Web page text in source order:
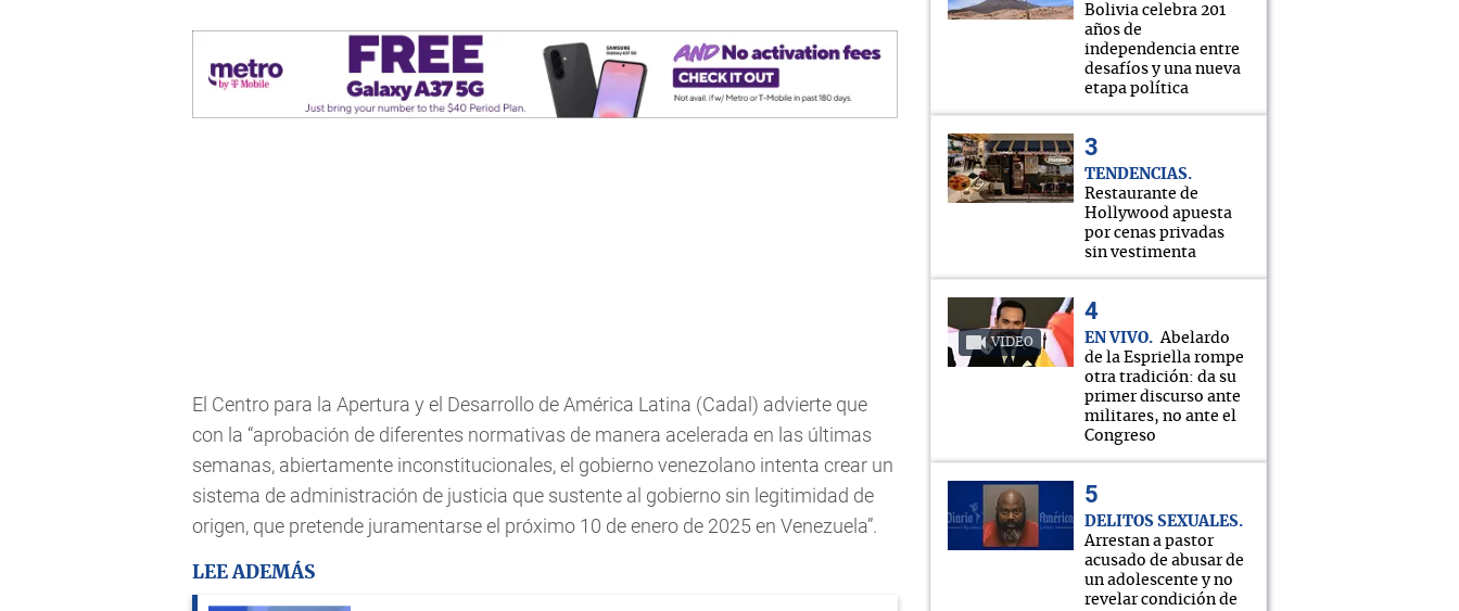
El Centro para la Apertura y el Desarrollo de América Latina (Cadal) advierte que
con la “aprobación de diferentes normativas de manera acelerada en las últimas
semanas, abiertamente inconstitucionales, el gobierno venezolano intenta crear un
sistema de administración de justicia que sustente al gobierno sin legitimidad de
origen, que pretende juramentarse el próximo 10 de enero de 2025 en Venezuela”.
LEE ADEMÁS
Bolivia celebra 201
años de
independencia entre
desafíos y una nueva
etapa política
TENDENCIAS
Restaurante de
Hollywood apuesta
por cenas privadas
sin vestimenta
VIDEO EN VIVO
Abelardo
de la Espriella rompe
otra tradición: da su
primer discurso ante
militares, no ante el
Congreso
DELITOS SEXUALES
Arrestan a pastor
acusado de abusar de
un adolescente y no
revelar condición de